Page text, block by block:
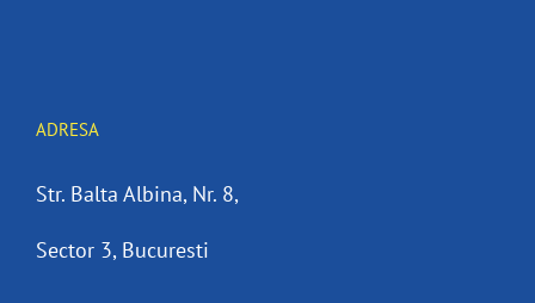
ADRESA
Str. Balta Albina, Nr. 8,
Sector 3, Bucuresti